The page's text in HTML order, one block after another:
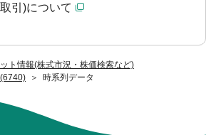
ト情報(株式市況・株価検索など)
時系列データ
引)について